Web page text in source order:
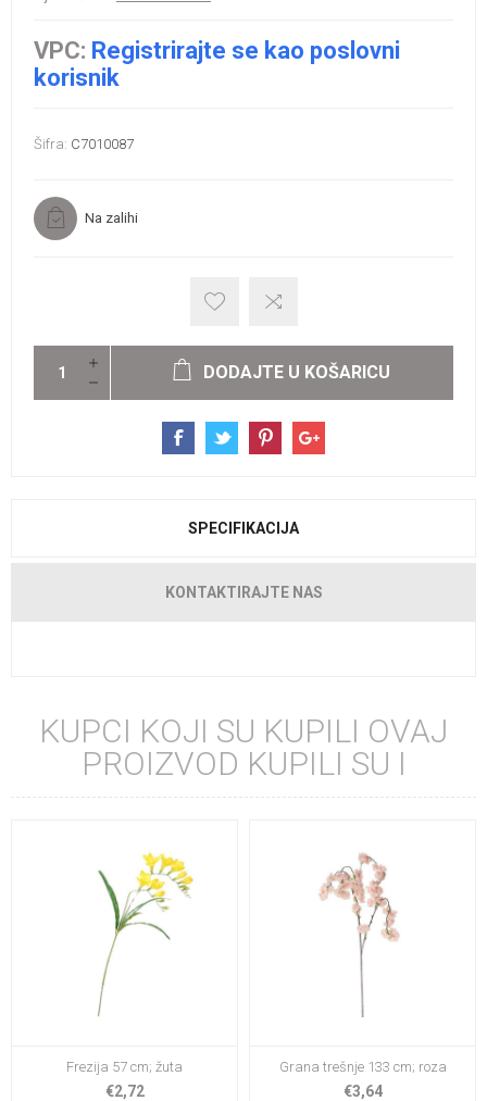
VPC: Registrirajte se kao poslovni
korisnik
Šifra: C7010087
Na zalihi
DODAJTE U KOŠARICU
SPECIFIKACIJA
KONTAKTIRAJTE NAS
KUPCI KOJI SU KUPILI OVAJ
PROIZVOD KUPILI SU I
Frezija 57 cm; žuta
€2,72
Grana trešnje 133 cm; roza
€3,64